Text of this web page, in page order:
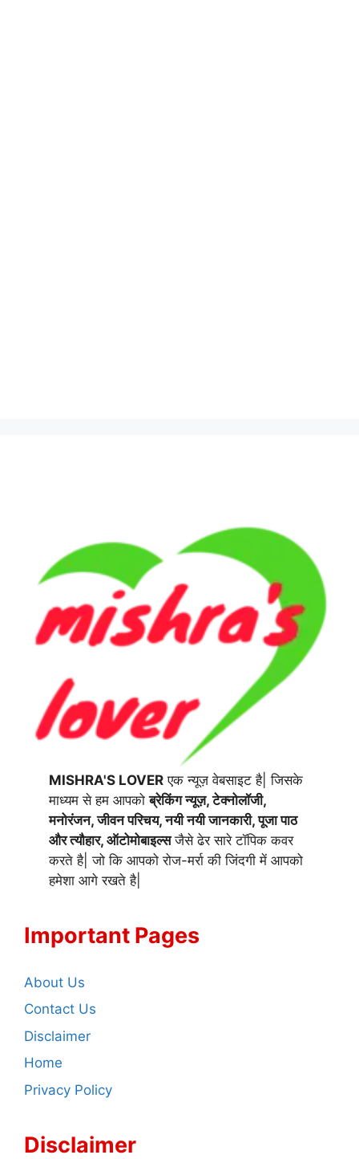
MISHRA'S LOVER एक न्यूज़ वेबसाइट है| जिसके
माध्यम से हम आपकोब्रेकिंग न्यूज़, टेक्नोलॉजी,
मनोरंजन, जीवन परिचय, नयी नयी जानकारी, पूजा पाठ
और त्यौहार, ऑटोमोबाइल्सजैसे ढेर सारे टॉपिक कवर
करते है| जो कि आपको रोज-मर्रा की जिंदगी में आपको
हमेशा आगे रखते है|
Important Pages
About Us
Contact Us
Disclaimer
Home
Privacy Policy
Disclaimer